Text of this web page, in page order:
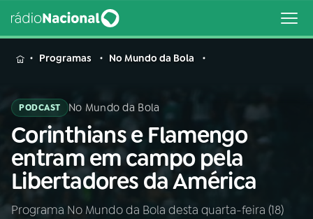
MENU
Buscar
na
Rádio
Nacional
Buscar
AO VIVO
Programas No Mundo da Bola
PODCAST No Mundo da Bola
Corinthians e Flamengo
entram em campo pela
Libertadores da América
Programa No Mundo da Bola desta quarta-feira (18)